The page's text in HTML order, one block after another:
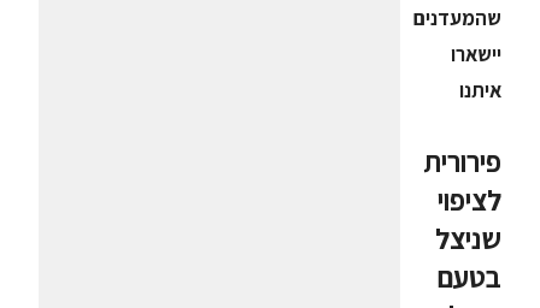
שהמעדנים
יישארו
איתנו
פירורית
לציפוי
שניצל
בטעם